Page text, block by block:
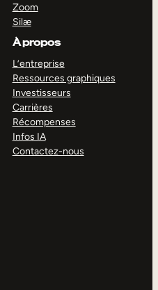
Zoom
Silæ
À propos
L’entreprise
Ressources graphiques
Investisseurs
Carrières
Récompenses
Infos IA
Contactez-nous